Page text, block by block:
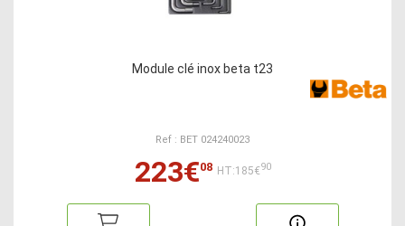
Module clé inox beta t23
Ref : BET 024240023
223€08 HT:185€90